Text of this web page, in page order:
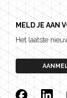
MELD JE AAN
Het laatste
Facebook